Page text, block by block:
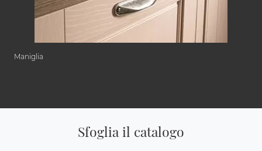
Maniglia
Sfoglia il catalogo